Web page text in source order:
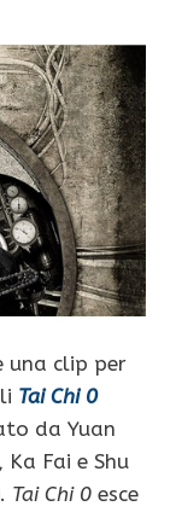
una clip per
Tai Chi 0
da Yuan
Fai e Shu
. Tai Chi 0 esce